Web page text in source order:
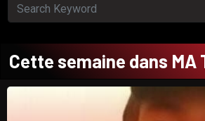
Cette semaine dans MA